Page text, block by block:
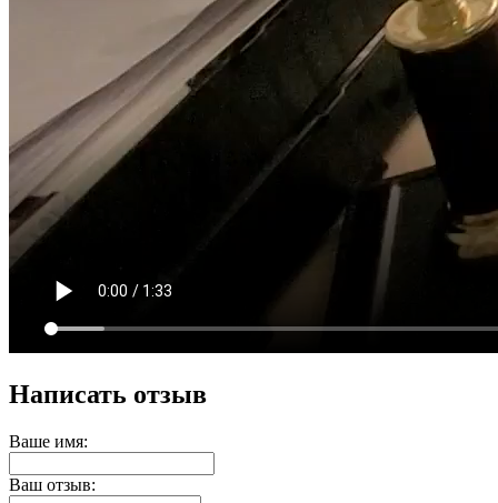
Написать отзыв
Ваше имя:
Ваш отзыв: